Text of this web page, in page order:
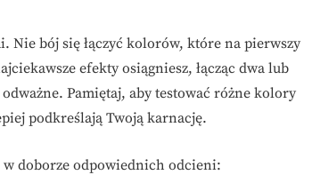
Nie bój się łączyć kolorów, które na pierwszy
efekty osiągniesz, łącząc dwa lub
Pamiętaj, aby testować różne kolory
podkreślają Twoją karnację.
doborze odpowiednich odcieni: